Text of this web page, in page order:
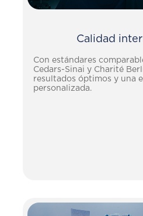
Calidad
Con estándares
Cedars-Sinai y Charité
resultados óptimos y una
personalizada.